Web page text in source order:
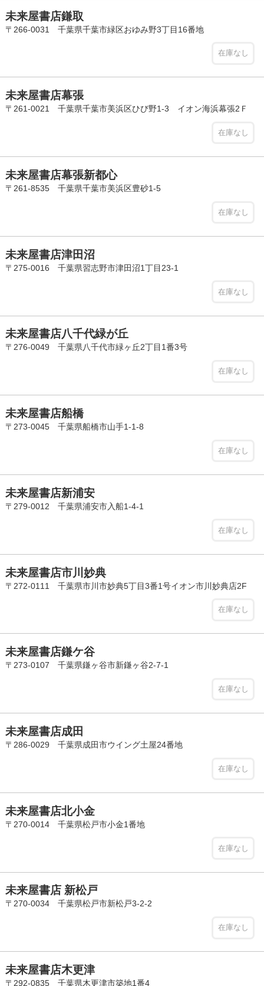
未来屋書店鎌取
〒266-0031 千葉県千葉市緑区おゆみ野3丁目16番地
在庫なし
未来屋書店幕張
〒261-0021 千葉県千葉市美浜区ひび野1-3 イオン海浜幕張2Ｆ
在庫なし
未来屋書店幕張新都心
〒261-8535 千葉県千葉市美浜区豊砂1-5
在庫なし
未来屋書店津田沼
〒275-0016 千葉県習志野市津田沼1丁目23-1
在庫なし
未来屋書店八千代緑が丘
〒276-0049 千葉県八千代市緑ヶ丘2丁目1番3号
在庫なし
未来屋書店船橋
〒273-0045 千葉県船橋市山手1-1-8
在庫なし
未来屋書店新浦安
〒279-0012 千葉県浦安市入船1-4-1
在庫なし
未来屋書店市川妙典
〒272-0111 千葉県市川市妙典5丁目3番1号イオン市川妙典店2F
在庫なし
未来屋書店鎌ケ谷
〒273-0107 千葉県鎌ヶ谷市新鎌ヶ谷2-7-1
在庫なし
未来屋書店成田
〒286-0029 千葉県成田市ウイング土屋24番地
在庫なし
未来屋書店北小金
〒270-0014 千葉県松戸市小金1番地
在庫なし
未来屋書店 新松戸
〒270-0034 千葉県松戸市新松戸3-2-2
在庫なし
未来屋書店木更津
〒292-0835 千葉県木更津市築地1番4